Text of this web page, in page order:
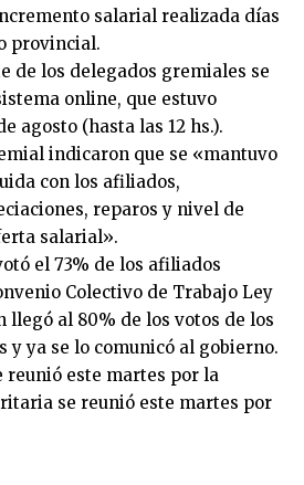
salarial realizada días
provincial.
de los delegados gremiales se
online, que estuvo
agosto (hasta las 12 hs.).
indicaron que se «mantuvo
con los afiliados,
reparos y nivel de
salarial».
el 73% de los afiliados
Colectivo de Trabajo Ley
llegó al 80% de los votos de los
y ya se lo comunicó al gobierno.
reunió este martes por la
se reunió este martes por